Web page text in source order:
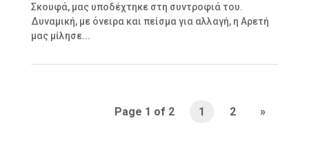
Σκουφά, μας υποδέχτηκε στη συντροφιά του.
Δυναμική, με όνειρα και πείσμα για αλλαγή, η Αρετή
μας μίλησε...
Page 1 of 2 1 2 »